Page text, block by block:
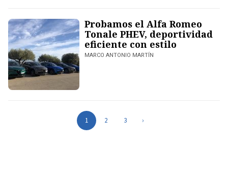
Probamos el Alfa Romeo
Tonale PHEV, deportividad
eficiente con estilo
MARCO ANTONIO MARTÍN
1 2 3 ›